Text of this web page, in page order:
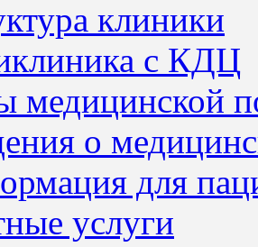
клиники
с КДЦ
медицинской
о
для
услуги